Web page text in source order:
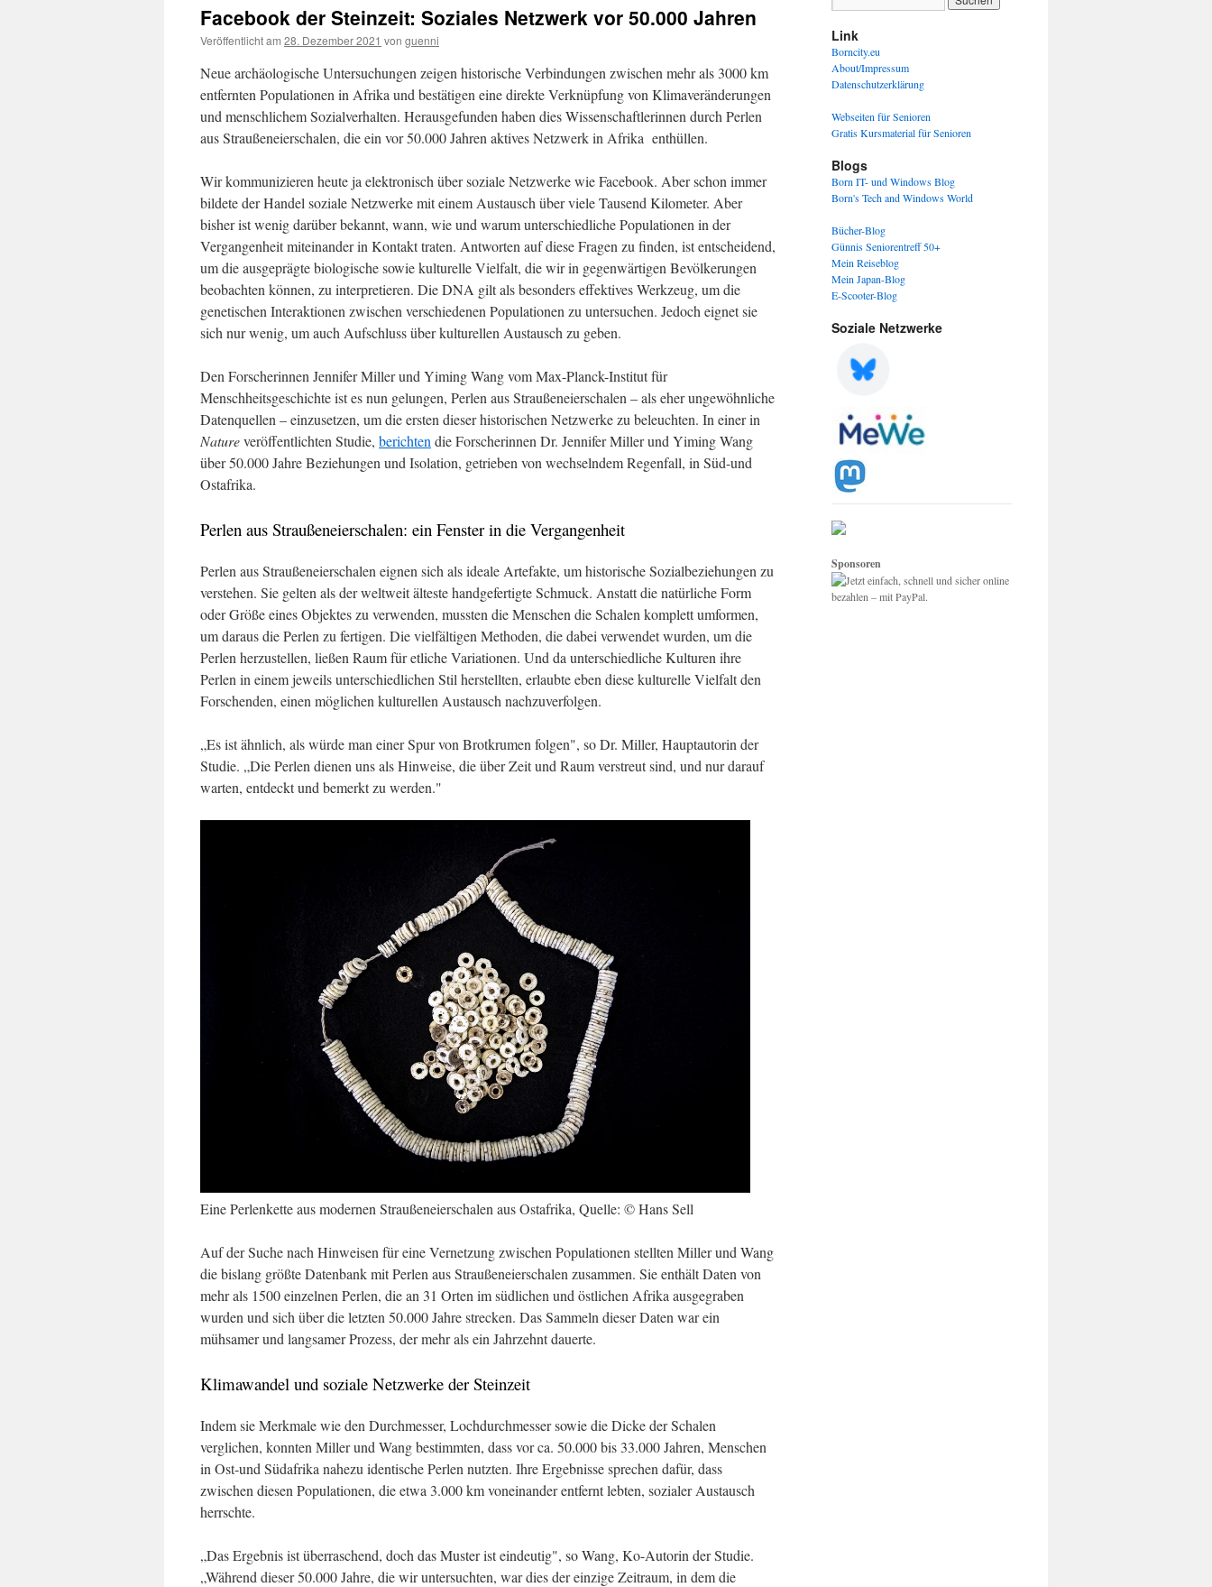
Facebook der Steinzeit: Soziales Netzwerk vor 50.000 Jahren
Veröffentlicht am 28. Dezember 2021 von guenni
Neue archäologische Untersuchungen zeigen historische Verbindungen zwischen mehr als 3000 km
entfernten Populationen in Afrika und bestätigen eine direkte Verknüpfung von Klimaveränderungen
und menschlichem Sozialverhalten. Herausgefunden haben dies Wissenschaftlerinnen durch Perlen
aus Straußeneierschalen, die ein vor 50.000 Jahren aktives Netzwerk in Afrika enthüllen.
Wir kommunizieren heute ja elektronisch über soziale Netzwerke wie Facebook. Aber schon immer
bildete der Handel soziale Netzwerke mit einem Austausch über viele Tausend Kilometer. Aber
bisher ist wenig darüber bekannt, wann, wie und warum unterschiedliche Populationen in der
Vergangenheit miteinander in Kontakt traten. Antworten auf diese Fragen zu finden, ist entscheidend,
um die ausgeprägte biologische sowie kulturelle Vielfalt, die wir in gegenwärtigen Bevölkerungen
beobachten können, zu interpretieren. Die DNA gilt als besonders effektives Werkzeug, um die
genetischen Interaktionen zwischen verschiedenen Populationen zu untersuchen. Jedoch eignet sie
sich nur wenig, um auch Aufschluss über kulturellen Austausch zu geben.
Den Forscherinnen Jennifer Miller und Yiming Wang vom Max-Planck-Institut für
Menschheitsgeschichte ist es nun gelungen, Perlen aus Straußeneierschalen – als eher ungewöhnliche
Datenquellen – einzusetzen, um die ersten dieser historischen Netzwerke zu beleuchten. In einer in
Natureveröffentlichten Studie, berichten die Forscherinnen Dr. Jennifer Miller und Yiming Wang
über 50.000 Jahre Beziehungen und Isolation, getrieben von wechselndem Regenfall, in Süd-und
Ostafrika.
Perlen aus Straußeneierschalen: ein Fenster in die Vergangenheit
Perlen aus Straußeneierschalen eignen sich als ideale Artefakte, um historische Sozialbeziehungen zu
verstehen. Sie gelten als der weltweit älteste handgefertigte Schmuck. Anstatt die natürliche Form
oder Größe eines Objektes zu verwenden, mussten die Menschen die Schalen komplett umformen,
um daraus die Perlen zu fertigen. Die vielfältigen Methoden, die dabei verwendet wurden, um die
Perlen herzustellen, ließen Raum für etliche Variationen. Und da unterschiedliche Kulturen ihre
Perlen in einem jeweils unterschiedlichen Stil herstellten, erlaubte eben diese kulturelle Vielfalt den
Forschenden, einen möglichen kulturellen Austausch nachzuverfolgen.
„Es ist ähnlich, als würde man einer Spur von Brotkrumen folgen", so Dr. Miller, Hauptautorin der
Studie. „Die Perlen dienen uns als Hinweise, die über Zeit und Raum verstreut sind, und nur darauf
warten, entdeckt und bemerkt zu werden."
Eine Perlenkette aus modernen Straußeneierschalen aus Ostafrika, Quelle: © Hans Sell
Auf der Suche nach Hinweisen für eine Vernetzung zwischen Populationen stellten Miller und Wang
die bislang größte Datenbank mit Perlen aus Straußeneierschalen zusammen. Sie enthält Daten von
mehr als 1500 einzelnen Perlen, die an 31 Orten im südlichen und östlichen Afrika ausgegraben
wurden und sich über die letzten 50.000 Jahre strecken. Das Sammeln dieser Daten war ein
mühsamer und langsamer Prozess, der mehr als ein Jahrzehnt dauerte.
Klimawandel und soziale Netzwerke der Steinzeit
Indem sie Merkmale wie den Durchmesser, Lochdurchmesser sowie die Dicke der Schalen
verglichen, konnten Miller und Wang bestimmten, dass vor ca. 50.000 bis 33.000 Jahren, Menschen
in Ost-und Südafrika nahezu identische Perlen nutzten. Ihre Ergebnisse sprechen dafür, dass
zwischen diesen Populationen, die etwa 3.000 km voneinander entfernt lebten, sozialer Austausch
herrschte.
„Das Ergebnis ist überraschend, doch das Muster ist eindeutig", so Wang, Ko-Autorin der Studie.
„Während dieser 50.000 Jahre, die wir untersuchten, war dies der einzige Zeitraum, in dem die
Link
Borncity.eu
About/Impressum
Datenschutzerklärung
Webseiten für Senioren
Gratis Kursmaterial für Senioren
Blogs
Born IT- und Windows Blog
Born's Tech and Windows World
Bücher-Blog
Günnis Seniorentreff 50+
Mein Reiseblog
Mein Japan-Blog
E-Scooter-Blog
Soziale Netzwerke
Sponsoren